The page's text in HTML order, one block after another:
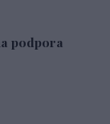
podpora